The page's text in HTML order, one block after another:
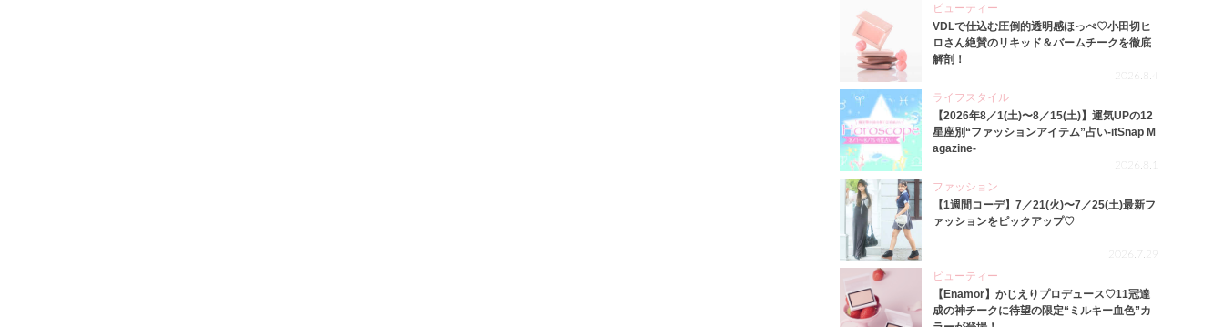
ビューティー
VDLで仕込む圧倒的透明感ほっぺ♡小田切ヒ
ロさん絶賛のリキッド＆バームチークを徹底
解剖！
2026.8.4
ライフスタイル
【2026年8／1(土)〜8／15(土)】運気UPの12
星座別“ファッションアイテム”占い-itSnap M
agazine-
2026.8.1
ファッション
【1週間コーデ】7／21(火)〜7／25(土)最新フ
ァッションをピックアップ♡
2026.7.29
ビューティー
【Enamor】かじえりプロデュース♡11冠達
成の神チークに待望の限定“ミルキー血色”カ